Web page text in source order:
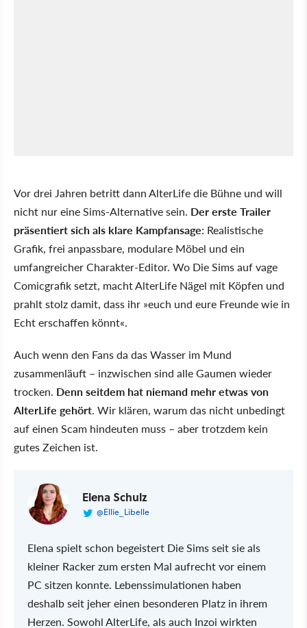
Vor drei Jahren betritt dann AlterLife die Bühne und will
nicht nur eine Sims-Alternative sein. Der erste Trailer
präsentiert sich als klare Kampfansage: Realistische
Grafik, frei anpassbare, modulare Möbel und ein
umfangreicher Charakter-Editor. Wo Die Sims auf vage
Comicgrafik setzt, macht AlterLife Nägel mit Köpfen und
prahlt stolz damit, dass ihr euch und eure Freunde wie in
Echt erschaffen könnt .
Auch wenn den Fans da das Wasser im Mund
zusammenläuft – inzwischen sind alle Gaumen wieder
trocken. Denn seitdem hat niemand mehr etwas von
AlterLife gehört. Wir klären, warum das nicht unbedingt
auf einen Scam hindeuten muss – aber trotzdem kein
gutes Zeichen ist.
Elena Schulz
@Ellie_Libelle
Elena spielt schon begeistert Die Sims seit sie als
kleiner Racker zum ersten Mal aufrecht vor einem
PC sitzen konnte. Lebenssimulationen haben
deshalb seit jeher einen besonderen Platz in ihrem
Herzen. Sowohl AlterLife, als auch Inzoi wirkten